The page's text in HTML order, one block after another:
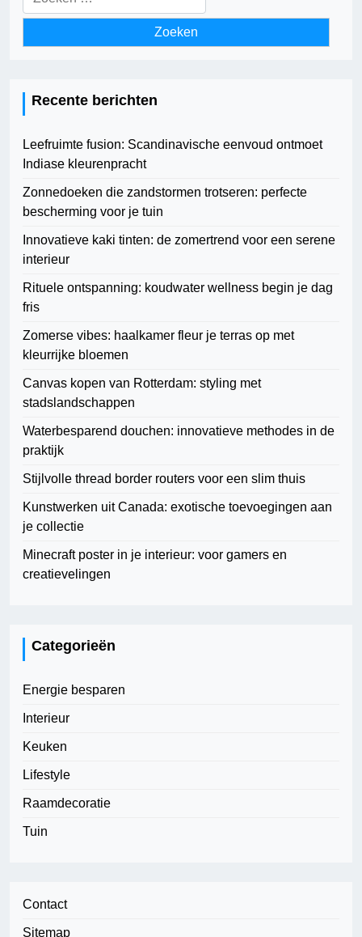
naar:
Recente berichten
Leefruimte fusion: Scandinavische eenvoud ontmoet
Indiase kleurenpracht
Zonnedoeken die zandstormen trotseren: perfecte
bescherming voor je tuin
Innovatieve kaki tinten: de zomertrend voor een serene
interieur
Rituele ontspanning: koudwater wellness begin je dag
fris
Zomerse vibes: haalkamer fleur je terras op met
kleurrijke bloemen
Canvas kopen van Rotterdam: styling met
stadslandschappen
Waterbesparend douchen: innovatieve methodes in de
praktijk
Stijlvolle thread border routers voor een slim thuis
Kunstwerken uit Canada: exotische toevoegingen aan
je collectie
Minecraft poster in je interieur: voor gamers en
creatievelingen
Categorieën
Energie besparen
Interieur
Keuken
Lifestyle
Raamdecoratie
Tuin
Contact
Sitemap